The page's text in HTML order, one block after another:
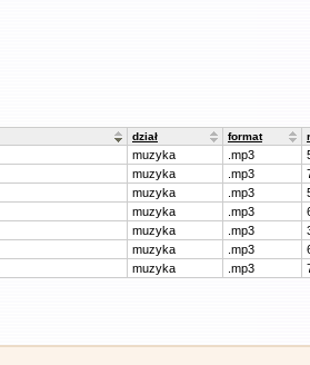
dział format
muzyka .mp3
muzyka .mp3
muzyka .mp3
muzyka .mp3
muzyka .mp3
muzyka .mp3
muzyka .mp3